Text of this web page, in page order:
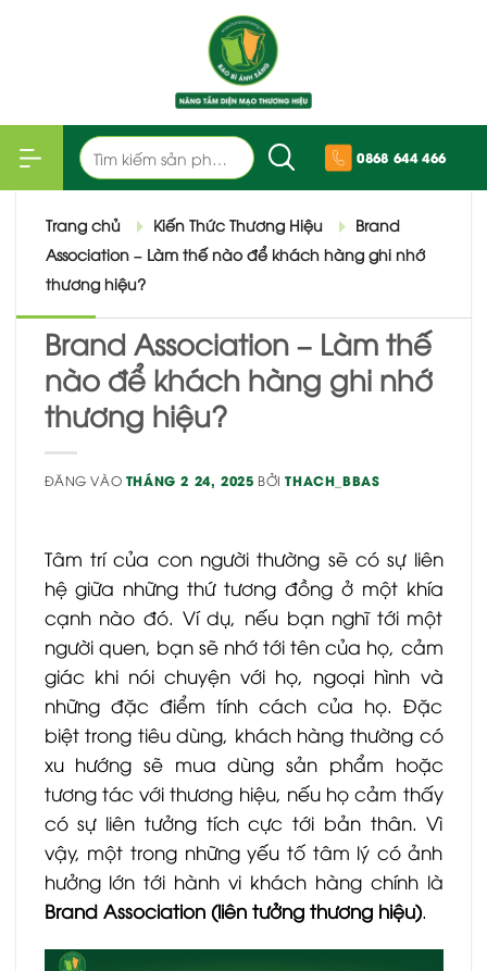
Tìm
kiếm:
0868 644 466
Trang chủ Kiến Thức Thương Hiệu
Brand
Association – Làm thế nào để khách hàng ghi nhớ
thương hiệu?
Brand Association – Làm thế
nào để khách hàng ghi nhớ
thương hiệu?
ĐĂNG VÀO THÁNG 2 24, 2025 BỞITHACH_BBAS
Tâm trí của con người thường sẽ có sự liên
hệ giữa những thứ tương đồng ở một khía
cạnh nào đó. Ví dụ, nếu bạn nghĩ tới một
người quen, bạn sẽ nhớ tới tên của họ, cảm
giác khi nói chuyện với họ, ngoại hình và
những đặc điểm tính cách của họ. Đặc
biệt trong tiêu dùng, khách hàng thường có
xu hướng sẽ mua dùng sản phẩm hoặc
tương tác với thương hiệu, nếu họ cảm thấy
có sự liên tưởng tích cực tới bản thân. Vì
vậy, một trong những yếu tố tâm lý có ảnh
hưởng lớn tới hành vi khách hàng chính là
Brand Association (liên tưởng thương hiệu).